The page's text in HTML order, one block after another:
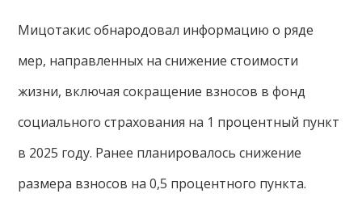
Мицотакис обнародовал информацию о ряде
мер, направленных на снижение стоимости
жизни, включая сокращение взносов в фонд
социального страхования на 1 процентный пункт
в 2025 году. Ранее планировалось снижение
размера взносов на 0,5 процентного пункта.